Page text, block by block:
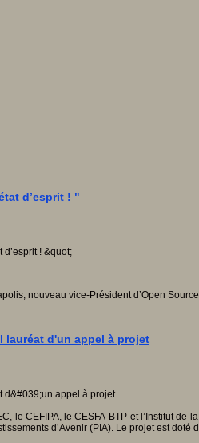
d’esprit ! "
nouveau vice-Président d’Open
lauréat d'un appel à projet
le CEFIPA, le CESFA-BTP et l’Institut
d’Avenir (PIA). Le projet est